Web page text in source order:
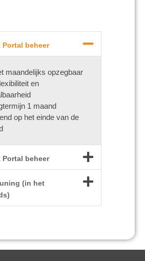
beheer
maandelijks opzegbaar
en
1 maand
op het einde van de
beheer
(in het